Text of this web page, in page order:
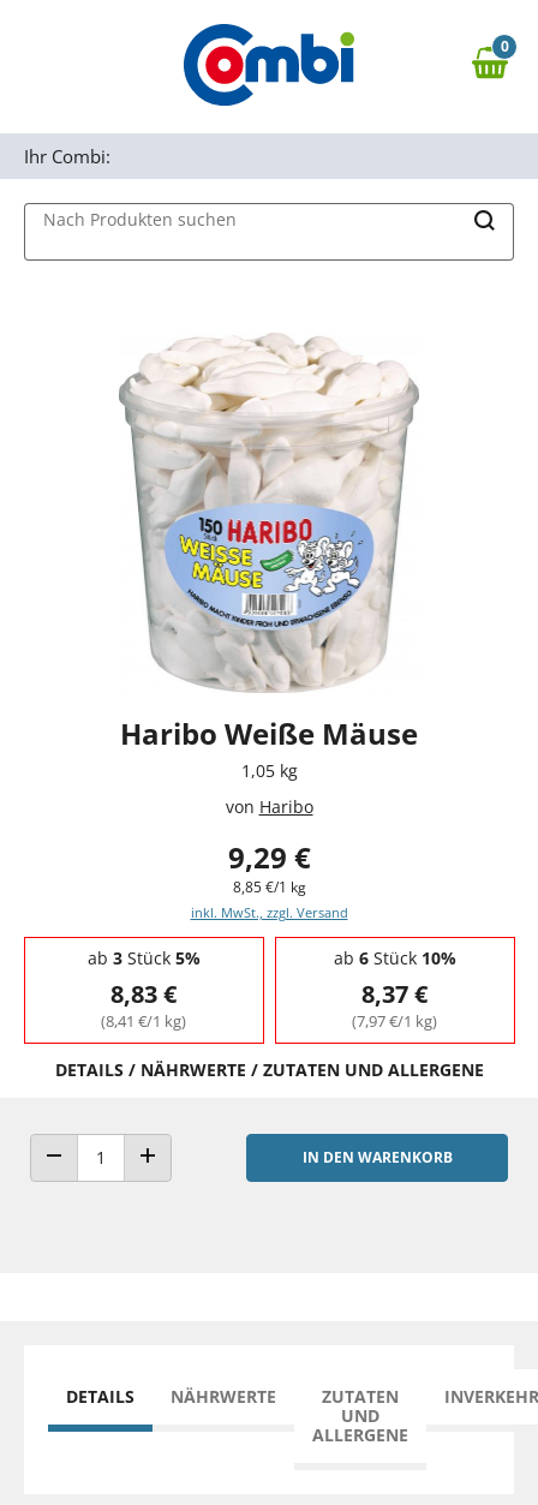
Zur Navigation springen
0,00 €
0
Nach Produkten suchen
Ihr Combi:
Haribo Weiße Mäuse
1,05 kg
von Haribo
9,29 €
8,85 €/1 kg
inkl. MwSt., zzgl. Versand
Staffelpreise - Mengenrabatt
ab 3Stück 5%
8,83 €
(8,41 €/1 kg)
ab 6Stück 10%
8,37 €
(7,97 €/1 kg)
DETAILS / NÄHRWERTE / ZUTATEN UND ALLERGENE
ANZAHL VERRINGERNANZAHL ERHÖHEN
IN DEN WARENKORB
DETAILS NÄHRWERTE
ZUTATEN
UND
ALLERGENE